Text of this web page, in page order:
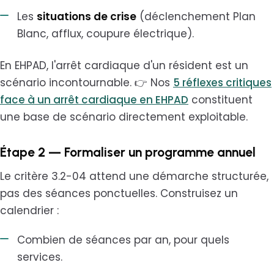
Les situations de crise (déclenchement Plan
Blanc, afflux, coupure électrique).
En EHPAD, l'arrêt cardiaque d'un résident est un
scénario incontournable. 👉 Nos 5 réflexes critiques
face à un arrêt cardiaque en EHPAD constituent
une base de scénario directement exploitable.
Étape 2 — Formaliser un programme annuel
Le critère 3.2-04 attend une démarche structurée,
pas des séances ponctuelles. Construisez un
calendrier :
Combien de séances par an, pour quels
services.